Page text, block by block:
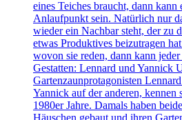
eines Teiches braucht, dann
Anlaufpunkt sein. Natürlich nur
wieder ein Nachbar steht, der zu
etwas Produktives beizutragen
wovon sie reden, dann kann
Gestatten: Lennard und Yannick
Gartenzaunprotagonisten
Yannick auf der anderen, kennen
1980er Jahre. Damals haben
Häuschen gebaut und ihren